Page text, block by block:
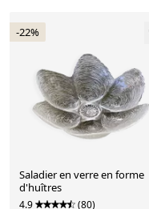
-22%
Saladier en verre en forme
d'huîtres
4.9 (80)